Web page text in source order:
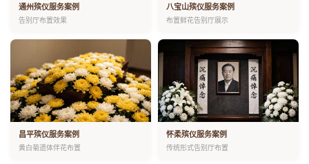
通州殡仪服务案例
告别厅布置效果
八宝山殡仪服务案例
布置鲜花告别厅展示
昌平殡仪服务案例
黄白菊遗体伴花布置
怀柔殡仪服务案例
传统形式告别厅布置